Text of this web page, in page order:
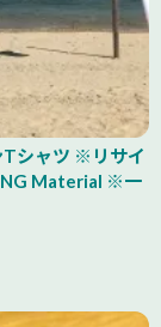
Tシャツ ※リサイ
Material ※一